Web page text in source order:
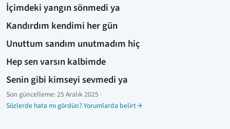
İçimdeki yangın sönmedi ya
Kandırdım kendimi her gün
Unuttum sandım unutmadım hiç
Hep sen varsın kalbimde
Senin gibi kimseyi sevmedi ya
Son güncelleme:25 Aralık 2025 ·
Sözlerde hata mı gördün? Yorumlarda belirt